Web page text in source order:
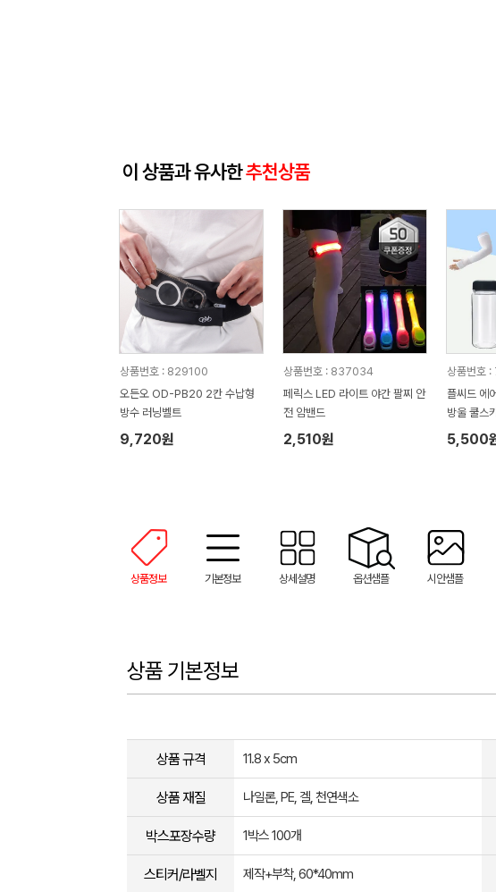
이 상품과 유사한추천상품
상품번호 : 829100
오든오 OD-PB20 2칸 수납형
방수 러닝벨트
9,720원
상품번호 : 837034
페릭스 LED 라이트 야간 팔찌 안
전 암밴드
2,510원
상품번호
플씨드 에
방울 쿨스
종 세트
5,500
상품정보 기본정보 상세설명 옵션샘플 시안샘플
상품 기본정보
상품 규격 11.8 x 5cm
상품 재질 나일론, PE, 겔, 천연색소
박스포장수량 1박스 100개
스티커/라벨지 제작+부착, 60*40mm